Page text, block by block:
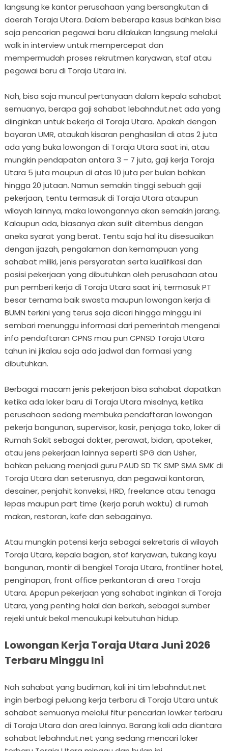
langsung ke kantor perusahaan yang bersangkutan di
daerah Toraja Utara. Dalam beberapa kasus bahkan bisa
saja pencarian pegawai baru dilakukan langsung melalui
walk in interview untuk mempercepat dan
mempermudah proses rekrutmen karyawan, staf atau
pegawai baru di Toraja Utara ini.
Nah, bisa saja muncul pertanyaan dalam kepala sahabat
semuanya, berapa gaji sahabat lebahndut.net ada yang
diinginkan untuk bekerja di Toraja Utara. Apakah dengan
bayaran UMR, ataukah kisaran penghasilan di atas 2 juta
ada yang buka lowongan di Toraja Utara saat ini, atau
mungkin pendapatan antara 3 – 7 juta, gaji kerja Toraja
Utara 5 juta maupun di atas 10 juta per bulan bahkan
hingga 20 jutaan. Namun semakin tinggi sebuah gaji
pekerjaan, tentu termasuk di Toraja Utara ataupun
wilayah lainnya, maka lowongannya akan semakin jarang.
Kalaupun ada, biasanya akan sulit ditembus dengan
aneka syarat yang berat. Tentu saja hal itu disesuaikan
dengan ijazah, pengalaman dan kemampuan yang
sahabat miliki, jenis persyaratan serta kualifikasi dan
posisi pekerjaan yang dibutuhkan oleh perusahaan atau
pun pemberi kerja di Toraja Utara saat ini, termasuk PT
besar ternama baik swasta maupun lowongan kerja di
BUMN terkini yang terus saja dicari hingga minggu ini
sembari menunggu informasi dari pemerintah mengenai
info pendaftaran CPNS mau pun CPNSD Toraja Utara
tahun ini jikalau saja ada jadwal dan formasi yang
dibutuhkan.
Berbagai macam jenis pekerjaan bisa sahabat dapatkan
ketika ada loker baru di Toraja Utara misalnya, ketika
perusahaan sedang membuka pendaftaran lowongan
pekerja bangunan, supervisor, kasir, penjaga toko, loker di
Rumah Sakit sebagai dokter, perawat, bidan, apoteker,
atau jens pekerjaan lainnya seperti SPG dan Usher,
bahkan peluang menjadi guru PAUD SD TK SMP SMA SMK di
Toraja Utara dan seterusnya, dan pegawai kantoran,
desainer, penjahit konveksi, HRD, freelance atau tenaga
lepas maupun part time (kerja paruh waktu) di rumah
makan, restoran, kafe dan sebagainya.
Atau mungkin potensi kerja sebagai sekretaris di wilayah
Toraja Utara, kepala bagian, staf karyawan, tukang kayu
bangunan, montir di bengkel Toraja Utara, frontliner hotel,
penginapan, front office perkantoran di area Toraja
Utara. Apapun pekerjaan yang sahabat inginkan di Toraja
Utara, yang penting halal dan berkah, sebagai sumber
rejeki untuk bekal mencukupi kebutuhan hidup.
Lowongan Kerja Toraja Utara Juni 2026
Terbaru Minggu Ini
Nah sahabat yang budiman, kali ini tim lebahndut.net
ingin berbagi peluang kerja terbaru di Toraja Utara untuk
sahabat semuanya melalui fitur pencarian lowker terbaru
di Toraja Utara dan area lainnya. Barang kali ada diantara
sahabat lebahndut.net yang sedang mencari loker